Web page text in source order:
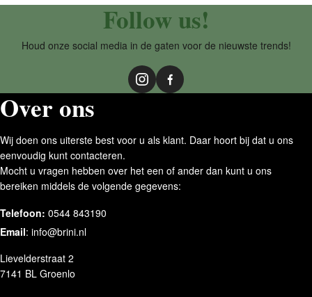
Follow us!
Houd onze social media in de gaten voor de nieuwste trends!
Over ons
Wij doen ons uiterste best voor u als klant. Daar hoort bij dat u ons
eenvoudig kunt contacteren.
Mocht u vragen hebben over het een of ander dan kunt u ons
bereiken middels de volgende gegevens:
Telefoon: 0544 843190
Email: info@brini.nl
Lievelderstraat 2
7141 BL Groenlo